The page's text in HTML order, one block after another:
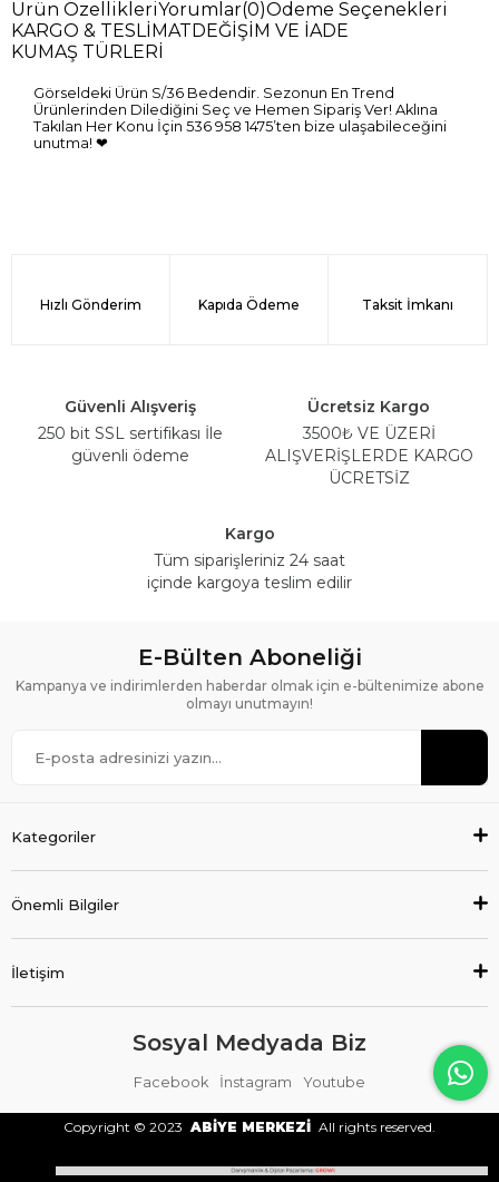
Ürün ÖzellikleriYorumlar(0)Ödeme Seçenekleri
KARGO & TESLİMATDEĞİŞİM VE İADE
KUMAŞ TÜRLERİ
Görseldeki Ürün S/36 Bedendir. Sezonun En Trend
Ürünlerinden Dilediğini Seç ve Hemen Sipariş Ver! Aklına
Takılan Her Konu İçin 536 958 1475’ten bize ulaşabileceğini
unutma! ❤
Hızlı Gönderim Kapıda Ödeme Taksit İmkanı
Güvenli Alışveriş
250 bit SSL sertifikası İle
güvenli ödeme
Ücretsiz Kargo
3500₺ VE ÜZERİ
ALIŞVERİŞLERDE KARGO
ÜCRETSİZ
Kargo
Tüm siparişleriniz 24 saat
içinde kargoya teslim edilir
E-Bülten Aboneliği
Kampanya ve indirimlerden haberdar olmak için e-bültenimize abone
olmayı unutmayın!
Kategoriler
Önemli Bilgiler
İletişim
Sosyal Medyada Biz
Facebook İnstagram Youtube
Copyright © 2023 ABİYE MERKEZİ All rights reserved.